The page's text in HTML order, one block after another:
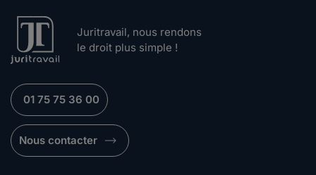
Juritravail, nous rendons
le droit plus simple !
01 75 75 36 00
Nous contacter